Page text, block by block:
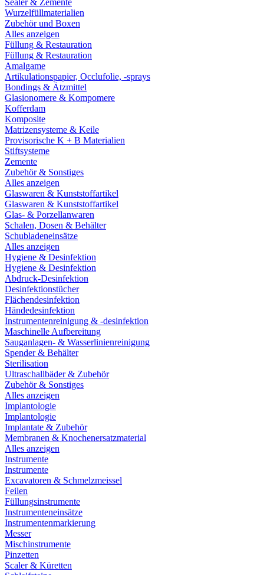
Sealer & Zemente
Wurzelfüllmaterialien
Zubehör und Boxen
Alles anzeigen
Füllung & Restauration
Füllung & Restauration
Amalgame
Artikulationspapier, Occlufolie, -sprays
Bondings & Ätzmittel
Glasionomere & Kompomere
Kofferdam
Komposite
Matrizensysteme & Keile
Provisorische K + B Materialien
Stiftsysteme
Zemente
Zubehör & Sonstiges
Alles anzeigen
Glaswaren & Kunststoffartikel
Glaswaren & Kunststoffartikel
Glas- & Porzellanwaren
Schalen, Dosen & Behälter
Schubladeneinsätze
Alles anzeigen
Hygiene & Desinfektion
Hygiene & Desinfektion
Abdruck-Desinfektion
Desinfektionstücher
Flächendesinfektion
Händedesinfektion
Instrumentenreinigung & -desinfektion
Maschinelle Aufbereitung
Sauganlagen- & Wasserlinienreinigung
Spender & Behälter
Sterilisation
Ultraschallbäder & Zubehör
Zubehör & Sonstiges
Alles anzeigen
Implantologie
Implantologie
Implantate & Zubehör
Membranen & Knochenersatzmaterial
Alles anzeigen
Instrumente
Instrumente
Excavatoren & Schmelzmeissel
Feilen
Füllungsinstrumente
Instrumenteneinsätze
Instrumentenmarkierung
Messer
Mischinstrumente
Pinzetten
Scaler & Küretten